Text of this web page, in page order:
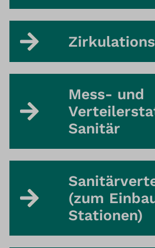
Mess- und
Sanitär
(zum
Stationen)